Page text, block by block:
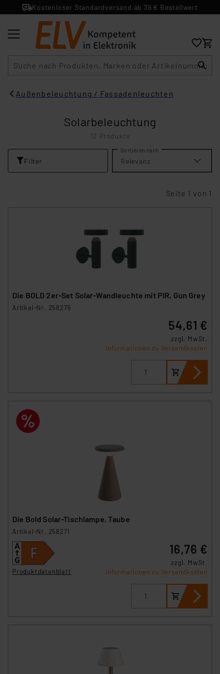
Kostenloser Standardversand ab 39 € Bestellwert
Außenbeleuchtung / Fassadenleuchten
Solarbeleuchtung
12 Produkte
Filter
Sortieren nach
Relevanz
Seite 1 von 1
Die BOLD 2er-Set Solar-Wandleuchte mit PIR, Gun Grey
Artikel-Nr. 258276
54,61 €
zzgl. MwSt.
Informationen zu Versandkosten
Die Bold Solar-Tischlampe, Taube
Artikel-Nr. 258271
Produktdatenblatt
16,76 €
zzgl. MwSt.
Informationen zu Versandkosten